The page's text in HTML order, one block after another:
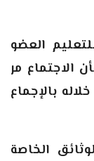
العضو
الاجتماع مر
بالإجماع
الخاصة